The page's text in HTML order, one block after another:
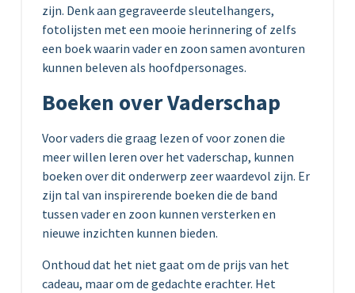
zijn. Denk aan gegraveerde sleutelhangers,
fotolijsten met een mooie herinnering of zelfs
een boek waarin vader en zoon samen avonturen
kunnen beleven als hoofdpersonages.
Boeken over Vaderschap
Voor vaders die graag lezen of voor zonen die
meer willen leren over het vaderschap, kunnen
boeken over dit onderwerp zeer waardevol zijn. Er
zijn tal van inspirerende boeken die de band
tussen vader en zoon kunnen versterken en
nieuwe inzichten kunnen bieden.
Onthoud dat het niet gaat om de prijs van het
cadeau, maar om de gedachte erachter. Het